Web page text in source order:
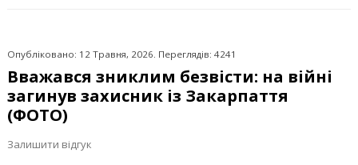
Опубліковано: 12 Травня, 2026. Переглядів: 4241
Вважався зниклим безвісти: на війні
загинув захисник із Закарпаття
(ФОТО)
Залишити відгук